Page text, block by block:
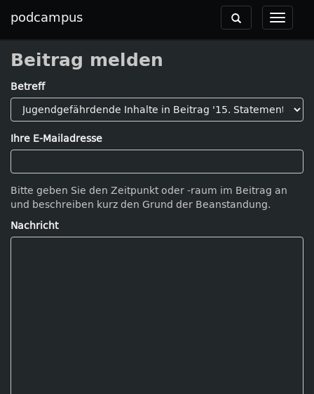
podcampus
Toggle
Toggle
navigation
Beitrag melden
Betreff
Ihre E-Mailadresse
Bitte geben Sie den Zeitpunkt oder -raum im Beitrag an
und beschreiben kurz den Grund der Beanstandung.
Nachricht